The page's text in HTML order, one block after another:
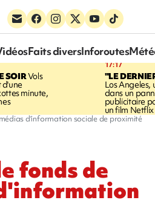
Faits diversInforoutes
SOIRVols
d'une
minute,
17:17
"LE
Los Angeles,
dans un
publicitaire
un film Netflix
d'information sociale de proximité
fonds de